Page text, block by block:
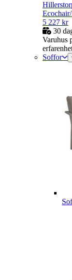
5 227 kr
30
Varuhus
Soffor